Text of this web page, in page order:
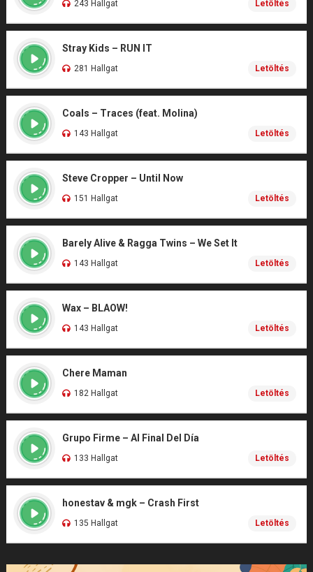
243 Hallgat Letöltés
Stray Kids – RUN IT
281 Hallgat Letöltés
Coals – Traces (feat. Molina)
143 Hallgat Letöltés
Steve Cropper – Until Now
151 Hallgat Letöltés
Barely Alive & Ragga Twins – We Set It
143 Hallgat Letöltés
Wax – BLAOW!
143 Hallgat Letöltés
Chere Maman
182 Hallgat Letöltés
Grupo Firme – Al Final Del Día
133 Hallgat Letöltés
honestav & mgk – Crash First
135 Hallgat Letöltés